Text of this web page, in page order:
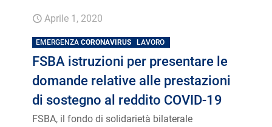
Aprile 1, 2020
EMERGENZA CORONAVIRUS LAVORO
FSBA istruzioni per presentare le
domande relative alle prestazioni
di sostegno al reddito COVID-19
FSBA, il fondo di solidarietà bilaterale